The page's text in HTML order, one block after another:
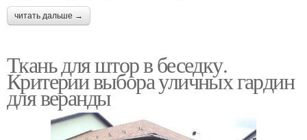
читать дальше →
Ткань для штор в беседку.
Критерии выбора уличных гардин
для веранды